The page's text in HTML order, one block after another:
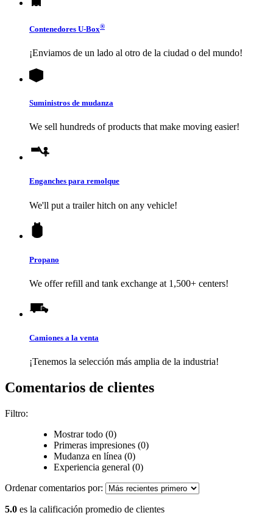
Contenedores U-Box®
¡Enviamos de un lado al otro de la ciudad o del mundo!
Suministros de mudanza
We sell hundreds of products that make moving easier!
Enganches para remolque
We'll put a trailer hitch on any vehicle!
Propano
We offer refill and tank exchange at 1,500+ centers!
Camiones a la venta
¡Tenemos la selección más amplia de la industria!
Comentarios de clientes
Filtro:
Mostrar todo (0)
Primeras impresiones (0)
Mudanza en línea (0)
Experiencia general (0)
Ordenar comentarios por:
5.0 es la calificación promedio de clientes